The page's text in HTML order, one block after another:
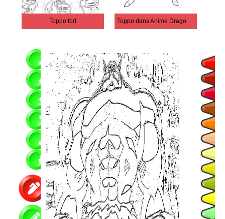
Toppo fort Toppo dans Anime Dragon Ball Super